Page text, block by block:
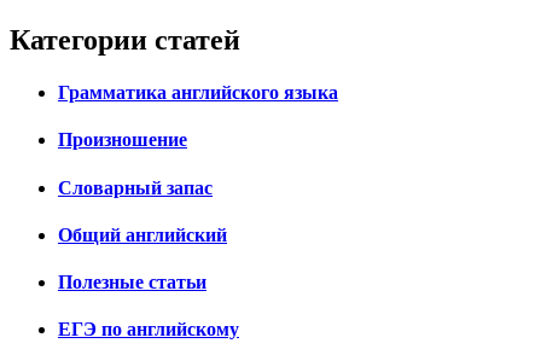
Категории статей
Грамматика английского языка
Произношение
Словарный запас
Общий английский
Полезные статьи
ЕГЭ по английскому